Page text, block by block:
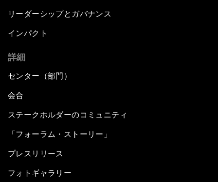
リーダーシップとガバナンス
インパクト
詳細
センター（部門）
会合
ステークホルダーのコミュニティ
「フォーラム・ストーリー」
プレスリリース
フォトギャラリー